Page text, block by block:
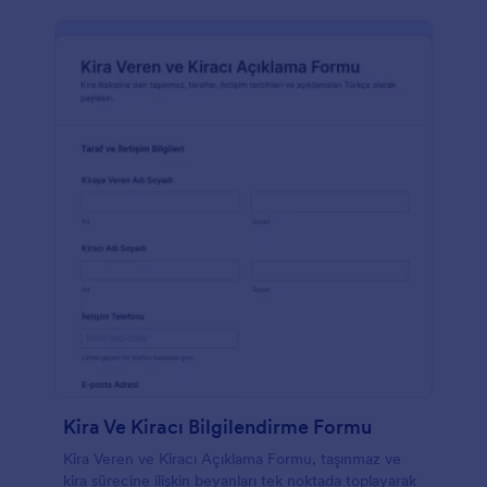
Kira Ve Kiracı Bilgilendirme Formu
Kira Veren ve Kiracı Açıklama Formu, taşınmaz ve
kira sürecine ilişkin beyanları tek noktada toplayarak